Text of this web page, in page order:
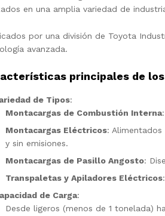
en una amplia variedad de
por una división de Toyota
avanzada.
principales de
de Tipos:
Montacargas de Combustión Interna
Montacargas Eléctricos:
y sin emisiones.
Montacargas de Pasillo Angosto:
Transpaletas y Apiladores Eléctricos
de Carga:
Desde ligeros (menos de 1 tonelada)